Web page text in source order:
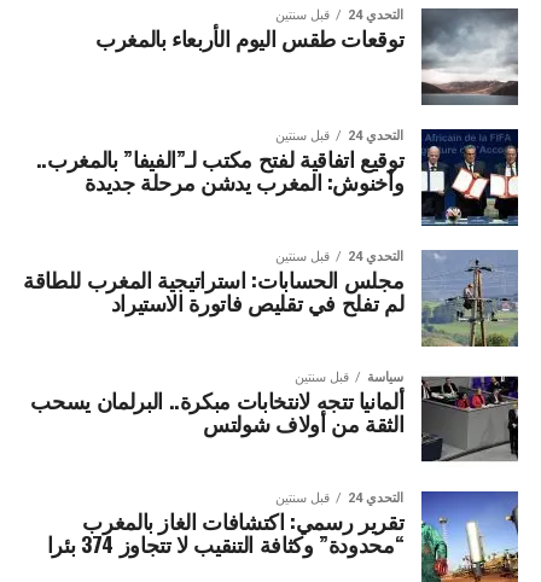
التحدي 24 قبل سنتين
توقعات طقس اليوم الأربعاء بالمغرب
التحدي 24 قبل سنتين
توقيع اتفاقية لفتح مكتب لـ”الفيفا” بالمغرب..
وأخنوش: المغرب يدشن مرحلة جديدة
التحدي 24 قبل سنتين
مجلس الحسابات: استراتيجية المغرب للطاقة
لم تفلح في تقليص فاتورة الاستيراد
سياسة قبل سنتين
ألمانيا تتجه لانتخابات مبكرة.. البرلمان يسحب
الثقة من أولاف شولتس
التحدي 24 قبل سنتين
تقرير رسمي: اكتشافات الغاز بالمغرب
“محدودة” وكثافة التنقيب لا تتجاوز 374 بئرا